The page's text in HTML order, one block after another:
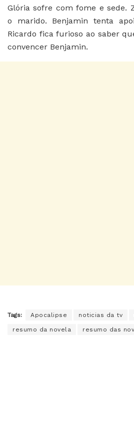
Glória sofre com fome e sede.
o marido. Benjamin tenta
Ricardo fica furioso ao saber
convencer Benjamin.
Tags: Apocalipse noticias da tv
resumo da novela resumo das